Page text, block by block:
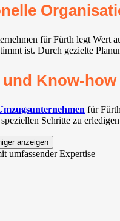
für Fürth legt Wert
ist. Durch gezielte
und Know-how
für
Schritte zu
anzeigen